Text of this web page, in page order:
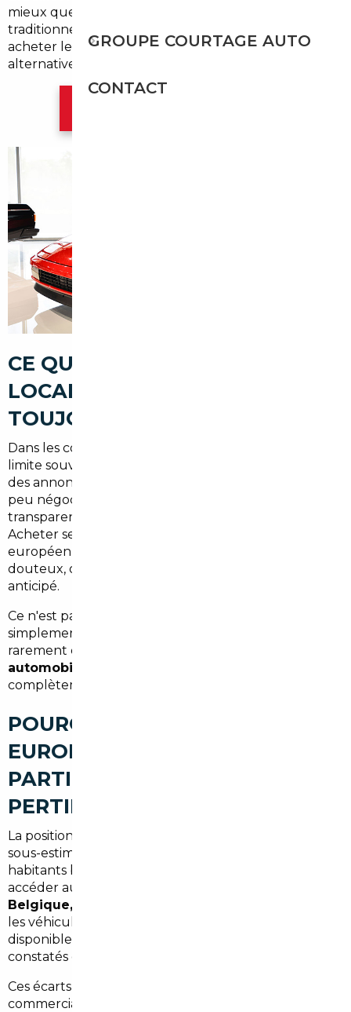
mieux que ce que propose le marché local
traditionnel. Pourtant, la plupart continuent à
acheter leur véhicule sans explorer les vraies
alternatives. Ce guide est fait pour changer ça.
CE QUE LE MARCHÉ AUTO
LOCAL NE VOUS OFFRE PAS
TOUJOURS
Dans les communes comme Breuillet, le choix se
limite souvent à quelques concessions généralistes et
des annonces entre particuliers. Le résultat ? Des prix
peu négociés, des délais de livraison longs, et une
transparence relative sur l'historique des véhicules.
Acheter seul sans connaître les rouages du marché
européen, c'est prendre un risque réel : kilométrage
douteux, options manquantes, malus fiscal non
anticipé.
Ce n'est pas une critique des vendeurs locaux — c'est
simplement la réalité d'un marché où l'acheteur est
rarement en position de force.
automobile spécialisé dans l'import
complètement l'équation.
POURQUOI L'IMPORT
EUROPÉEN EST
PARTICULIÈREMENT
PERTINENT DEPUIS BREUILLET
La position géographique de Breuillet est un atout
sous-estimé. À moins d'une heure de Paris, les
habitants bénéficient d'une logistique simplifiée pour
accéder au réseau de nos partenaires en
Belgique, Portugal et Espagne
les véhicules neufs et récents sont souvent
disponibles à des tarifs
constatés en France.
Ces écarts s'expliquent par des politiques
commerciales différentes selon les pays, des remises
GROUPE COURTAGE AUTO
CONTACT